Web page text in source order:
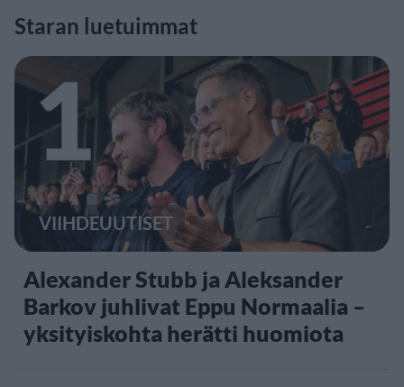
Staran luetuimmat
1
VIIHDEUUTISET
Alexander Stubb ja Aleksander
Barkov juhlivat Eppu Normaalia –
yksityiskohta herätti huomiota